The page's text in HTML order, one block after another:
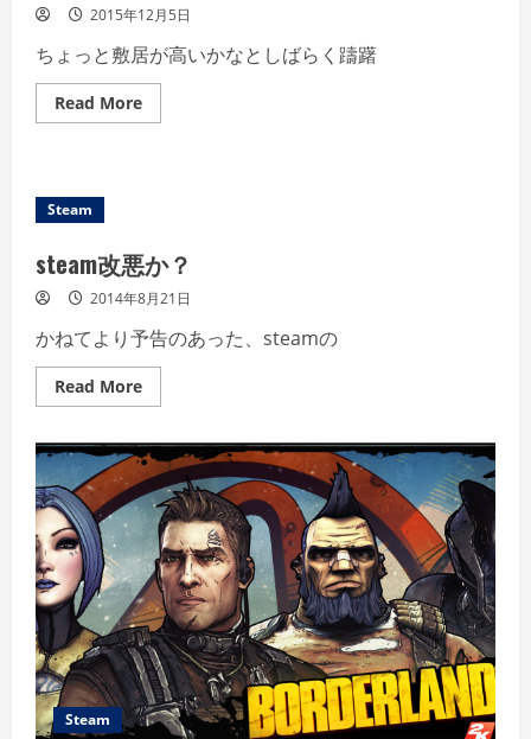
2015年12月5日
ちょっと敷居が高いかなとしばらく躊躇
Read MoreRead
more
み
ま
し
た
Steam
steam改悪か？
2014年8月21日
かねてより予告のあった、steamの
Read MoreRead
more
改
悪
か？
Steam